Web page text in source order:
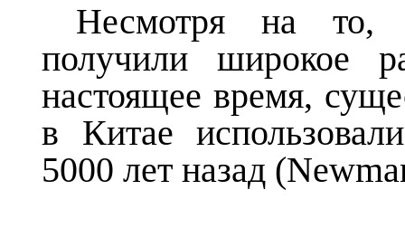
Несмотря на то,
получили широкое
настоящее время,
в Китае
5000 лет назад (